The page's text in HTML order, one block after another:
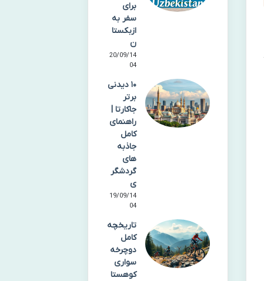
برای
سفر به
ازبکستا
ن
20/09/14
04
۱۰ دیدنی
برتر
جاکارتا |
راهنمای
کامل
جاذبه
های
گردشگر
ی
19/09/14
04
تاریخچه
کامل
دوچرخه
سواری
کوهستا